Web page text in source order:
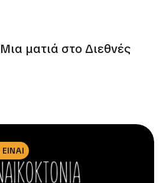
ματιά στο Διεθνές